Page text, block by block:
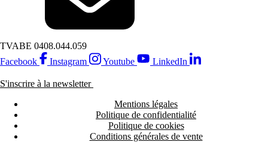
TVABE 0408.044.059
Facebook
Instagram Youtube LinkedIn
S'inscrire à la newsletter
Mentions légales
Politique de confidentialité
Politique de cookies
Conditions générales de vente